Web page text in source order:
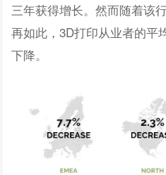
三年获得增长。然而随着该
再如此，3D打印从业者的平
下降。